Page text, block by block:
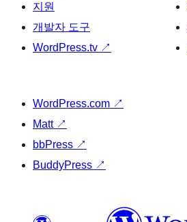
지원
개발자 도구
WordPress.tv ↗
WordPress.com ↗
Matt ↗
bbPress ↗
BuddyPress ↗